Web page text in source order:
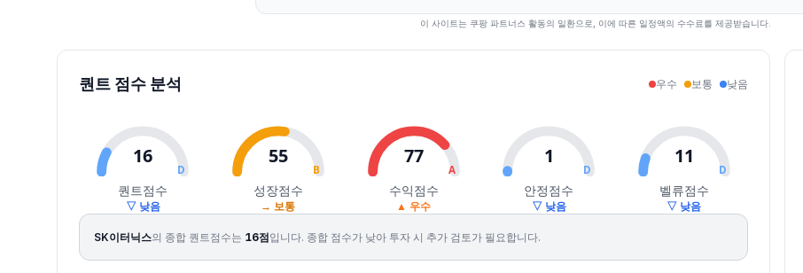
6200010.9113417285
2026.07.24
808008770075500809000.37 20907413
2026.07.27
7950082400
2026.07.29
4880051000 43450-10.78
2026.07.30
4335049000 41800 -3.80
6509984
2026.07.31
4940043850 45450
9191303
2026.08.03
4545048300 465502.42 4808539
2026.08.04
4930058600489505580019.8713208030
2026.08.05
569006180053900577003.41 6662053
2026.08.06
57200586005350055000-4.682782878
이 사이트는 쿠팡 파트너스 활동의 일환으로, 이에 따른 일정액의 수수료를 제공받습니다.
퀀트 점수 분석 우수 보통 낮음
16
D
퀀트점수
▽ 낮음
55
B
성장점수
→ 보통
77
A
수익점수
▲ 우수
1
D
안정점수
▽ 낮음
11
D
벨류점수
▽ 낮음
SK이터닉스의 종합 퀀트점수는 16점입니다. 종합 점수가 낮아 투자 시 추가 검토가 필요합니다.